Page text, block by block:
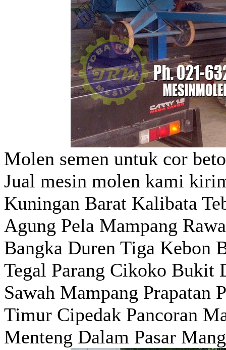
Molen semen untuk cor
Jual mesin molen kami
Kuningan Barat Kalibata
Agung Pela Mampang
Bangka Duren Tiga Kebon
Tegal Parang Cikoko Bukit
Sawah Mampang Prapatan
Timur Cipedak Pancoran
Menteng Dalam Pasar